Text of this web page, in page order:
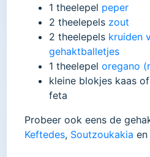
1 theelepel peper
2 theelepels zout
2 theelepels kruiden
gehaktballetjes
1 theelepel oregano
kleine blokjes kaas
feta
Probeer ook eens de
Keftedes, Soutzoukakia en